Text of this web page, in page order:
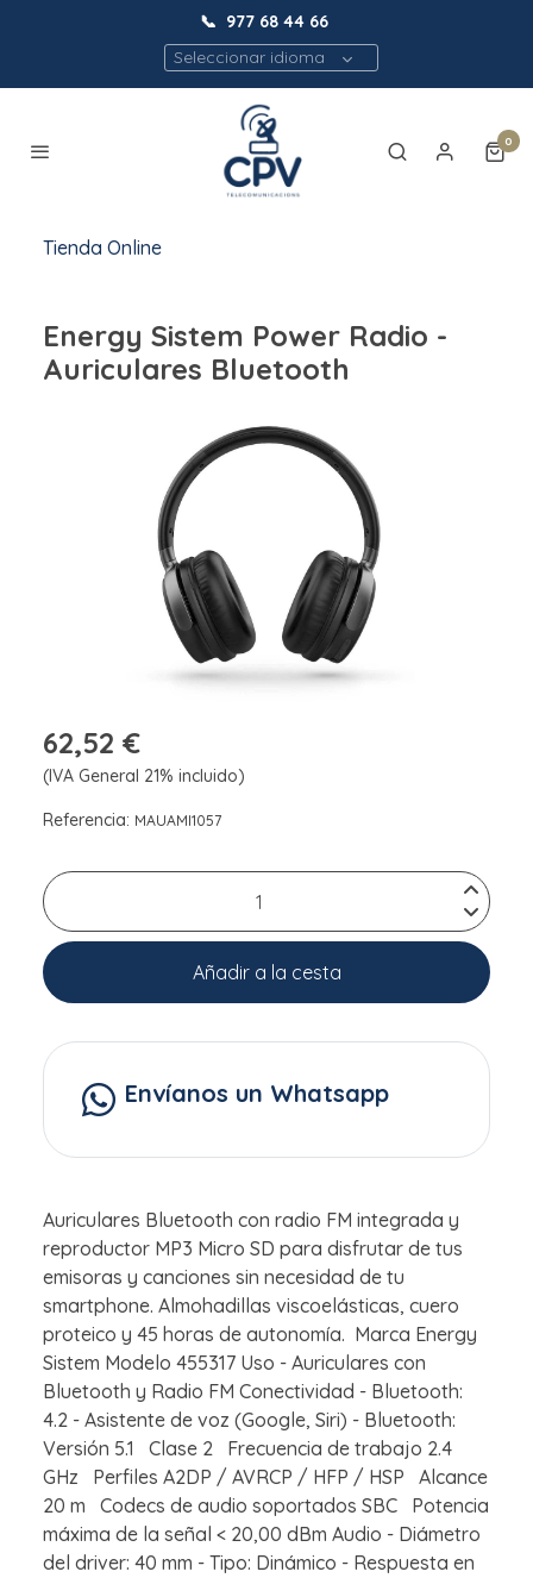
📞 977 68 44 66
Seleccionar idioma
0
Tienda Online
Energy Sistem Power Radio -
Auriculares Bluetooth
62,52 €
(IVA General 21% incluido)
Referencia: MAUAMI1057
Añadir a la cesta
Envíanos un Whatsapp
Auriculares Bluetooth con radio FM integrada y
reproductor MP3 Micro SD para disfrutar de tus
emisoras y canciones sin necesidad de tu
smartphone. Almohadillas viscoelásticas, cuero
proteico y 45 horas de autonomía. Marca Energy
Sistem Modelo 455317 Uso - Auriculares con
Bluetooth y Radio FM Conectividad - Bluetooth:
4.2 - Asistente de voz (Google, Siri) - Bluetooth:
Versión 5.1 Clase 2 Frecuencia de trabajo 2.4
GHz Perfiles A2DP / AVRCP / HFP / HSP Alcance
20 m Codecs de audio soportados SBC Potencia
máxima de la señal < 20,00 dBm Audio - Diámetro
del driver: 40 mm - Tipo: Dinámico - Respuesta en